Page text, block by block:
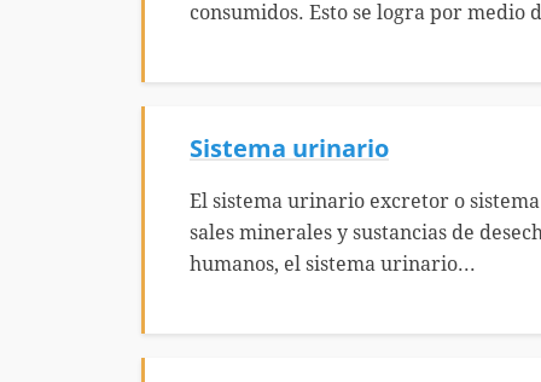
consumidos. Esto se logra por medio
Sistema urinario
El sistema urinario excretor o
sales minerales y sustancias de
humanos, el sistema urinario...